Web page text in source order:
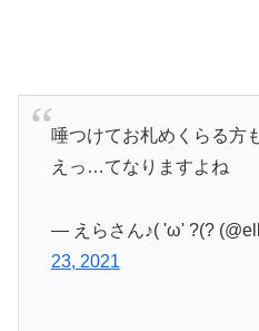
唾つけてお札めくらる方
えっ…てなりますよね
— えらさん♪( 'ω' ?(?
23, 2021